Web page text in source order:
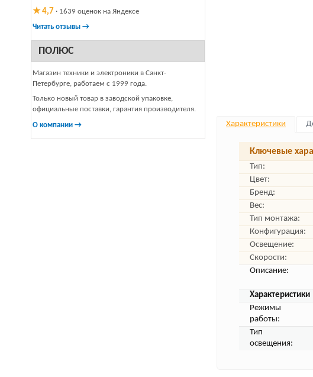
★ 4,7 · 1639 оценок на Яндексе
Читать отзывы →
ПОЛЮС
Магазин техники и электроники в Санкт-
Петербурге, работаем с 1999 года.
Только новый товар в заводской упаковке,
официальные поставки, гарантия производителя.
О компании → Характеристики
Ключевые
Тип:
Цвет:
Бренд:
Вес:
Тип монтажа:
Конфигурация:
Освещение:
Скорости:
Описание:
Характеристики
Режимы
работы:
Тип
освещения: